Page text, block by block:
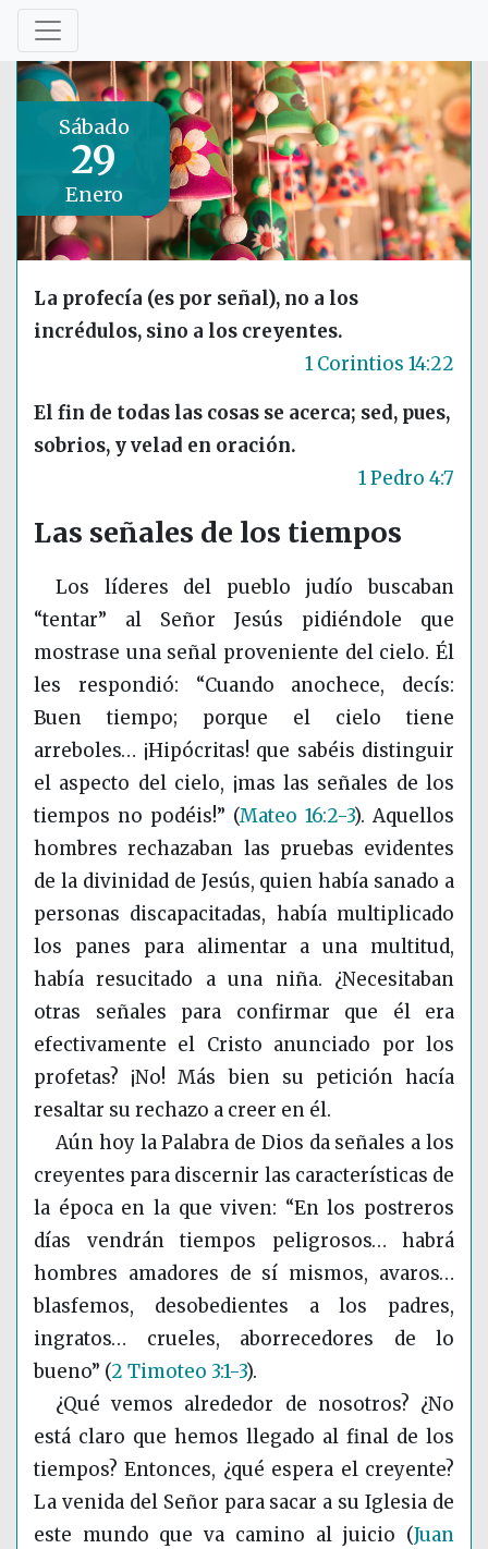
Sábado
29
Enero
La profecía (es por señal), no a los
incrédulos, sino a los creyentes.
1 Corintios 14:22
El fin de todas las cosas se acerca; sed, pues,
sobrios, y velad en oración.
1 Pedro 4:7
Las señales de los tiempos
Los líderes del pueblo judío buscaban
“tentar” al Señor Jesús pidiéndole que
mostrase una señal proveniente del cielo. Él
les respondió: “Cuando anochece, decís:
Buen tiempo; porque el cielo tiene
arreboles… ¡Hipócritas! que sabéis distinguir
el aspecto del cielo, ¡mas las señales de los
tiempos no podéis!” (Mateo 16:2-3). Aquellos
hombres rechazaban las pruebas evidentes
de la divinidad de Jesús, quien había sanado a
personas discapacitadas, había multiplicado
los panes para alimentar a una multitud,
había resucitado a una niña. ¿Necesitaban
otras señales para confirmar que él era
efectivamente el Cristo anunciado por los
profetas? ¡No! Más bien su petición hacía
resaltar su rechazo a creer en él.
Aún hoy la Palabra de Dios da señales a los
creyentes para discernir las características de
la época en la que viven: “En los postreros
días vendrán tiempos peligrosos… habrá
hombres amadores de sí mismos, avaros…
blasfemos, desobedientes a los padres,
ingratos… crueles, aborrecedores de lo
bueno” (2 Timoteo 3:1-3).
¿Qué vemos alrededor de nosotros? ¿No
está claro que hemos llegado al final de los
tiempos? Entonces, ¿qué espera el creyente?
La venida del Señor para sacar a su Iglesia de
este mundo que va camino al juicio (Juan